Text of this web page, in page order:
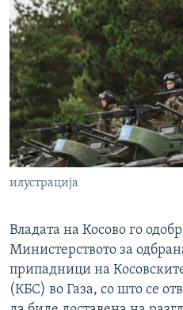
илустрација
Владата на Косово го
Министерството за
припадници на
(КБС) во Газа, со што се